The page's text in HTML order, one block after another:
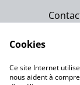
Cookies
Ce site Internet
nous aident à